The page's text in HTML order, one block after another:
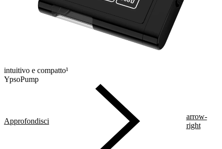
intuitivo e compatto¹
YpsoPump
Approfondisci
arrow-
right